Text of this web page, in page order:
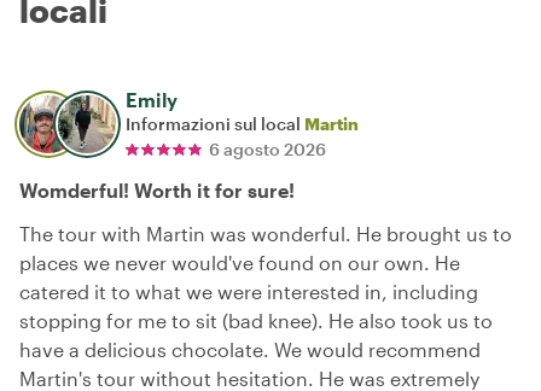
locali
Emily
Informazioni sul local Martin
6 agosto 2026
Womderful! Worth it for sure!
The tour with Martin was wonderful. He brought us to
places we never would've found on our own. He
catered it to what we were interested in, including
stopping for me to sit (bad knee). He also took us to
have a delicious chocolate. We would recommend
Martin's tour without hesitation. He was extremely